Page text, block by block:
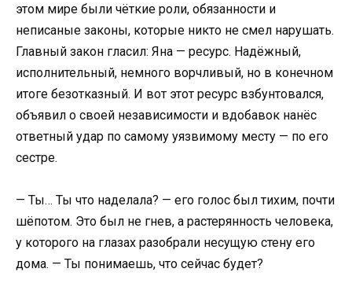
этом мире были чёткие роли, обязанности и
неписаные законы, которые никто не смел нарушать.
Главный закон гласил: Яна — ресурс. Надёжный,
исполнительный, немного ворчливый, но в конечном
итоге безотказный. И вот этот ресурс взбунтовался,
объявил о своей независимости и вдобавок нанёс
ответный удар по самому уязвимому месту — по его
сестре.
— Ты… Ты что наделала? — его голос был тихим, почти
шёпотом. Это был не гнев, а растерянность человека,
у которого на глазах разобрали несущую стену его
дома. — Ты понимаешь, что сейчас будет?